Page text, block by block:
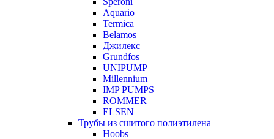
Aquario
Termica
Belamos
Джилекс
Grundfos
UNIPUMP
Millennium
IMP PUMPS
ROMMER
ELSEN
Трубы из сшитого полиэтилена
Hoobs